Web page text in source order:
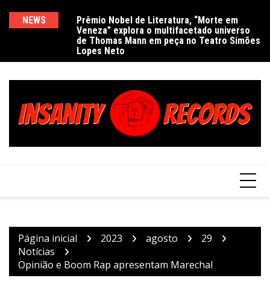
NEWS
Prêmio Nobel de Literatura, “Morte em
Veneza” explora o multifacetado universo
de Thomas Mann em peça no Teatro Simões
Lopes Neto
Página inicial 2023 agosto
29
Notícias
Opinião e Boom Rap apresentam Marechal